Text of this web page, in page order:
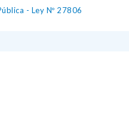
- Ley Nº 27806